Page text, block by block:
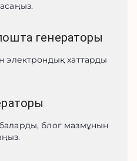
генераторы
электрондық хаттарды
блог мазмұнын